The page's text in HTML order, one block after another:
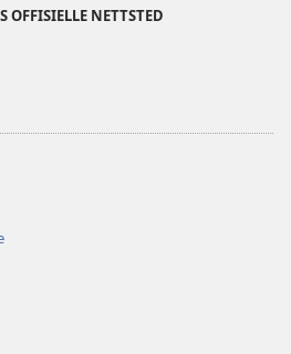
OFFISIELLE NETTSTED